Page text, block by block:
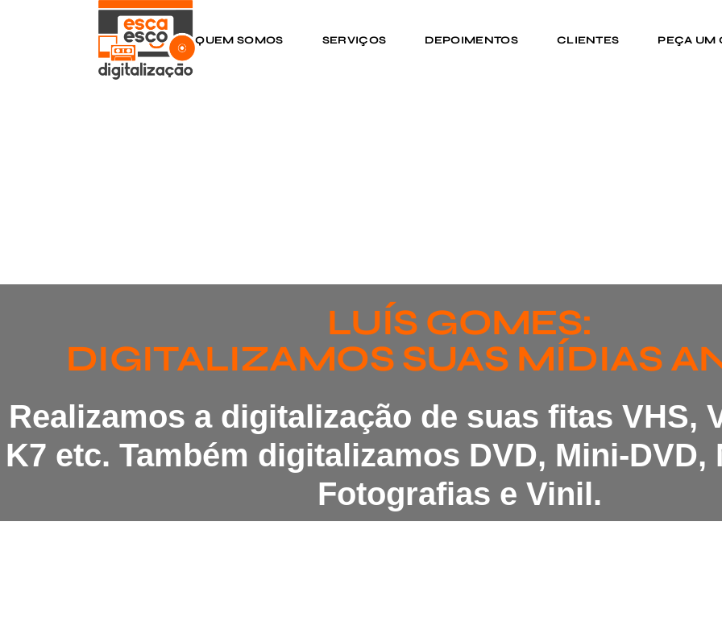
QUEM SOMOS SERVIÇOS DEPOIMENTOS CLIENTES PEÇA UM
LUÍS GOMES:
DIGITALIZAMOS SUAS MÍDIAS
Realizamos a digitalização de suas fitas VHS,
K7 etc. Também digitalizamos DVD, Mini-DVD,
Fotografias e Vinil.